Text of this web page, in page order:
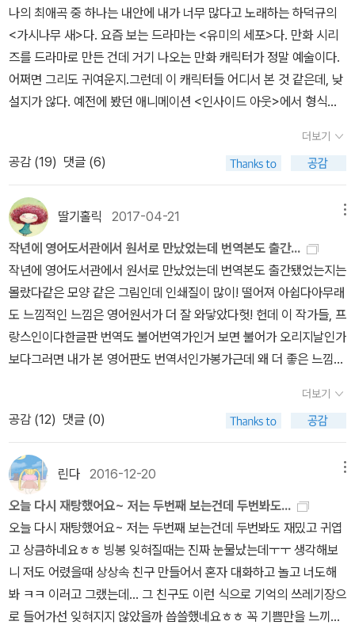
여파를 혼자서 견뎌야 했”던 경험은 “지금까지 삶에서 최악으로 꼽힐
만한 감정적 고통과 트라우마였다”는 것이다(p.9).신경과학자로서
자신의 감정 상태를 이해할 수 없었던 저자는 본격적인 감정 연구에
돌입했지만, 얼마 지나지 않아 당황하고 만다. 신경과학자로서 다른
이보다 감정을 잘 안다고 생각했는데 뜻밖에도 아는 게 많지 않았는
로 무엇인지에 대한 확고한 합의는 아직 이뤄지지 않았다는 사실”을
깨달은 것이다.이 책을 읽는 독자 대부분들은 대체 무슨 소리인가 싶
을지도 모르겠다. 하루에도 수없이 감정적인 순간을 맞고 있는데, 그
걸 모른다는 게 말이 된다고? 하지만 “감정은 우리와 무관하거나 주
변적인 존재가 아니라 우리 존재의 모든 것”(p.10)이란 설명을 들으
면 이야기가 조금 달라질지도 모르겠다. 기원전 3세기, 스토아학파가
“모든 상황에 논리와 이성을 적용하라”고 주장한 이래로, 우리는 그
들의 정신적 후예로서 이성을 신 이상으로 숭배해왔으니까. 감정이
격해질 때마다 많은 이들이 “감정적으로 굴지 마”라는 말을 꺼내는
것이 우리가 감정을 제대로 모른다는 증거다. 저자가 말한 것처럼 감
정은 우리의 전부이기 때문이다.자신이 감정을 모른다는 사실에서 출
유용한 정보다. 하지만 내가 너무 산만한 탓이었을까? 저자의 설명을
따라가는 동안 나는 자꾸만 곁눈질을 하기 시작했다. 생각보다 더 중
요한 이야기를 할 수 있겠는데? 특히 몇몇 사례는 사회적 이슈에 대
한 힌트처럼 보이기 시작한 걸 보니, 이건 잘 읽으면 몰입, 잘못 읽으
면 망신의 경계선을 걷는 느낌까지 들었다.📚 감정, 우리 존재의 모든
것저자가 소개하는 감정의 일 중 내가 주목했던 몇 가지만 살펴보자.
일단 ‘회사’다. 우리는 거의 모두 회사를 싫어하며 그 이유를 딱히 찾
을 필요조차 느끼지 않는다. 그런데 이 책을 읽다 보니 회사를 싫어하
는 이유가 재미있으면서도 흥미롭게 다가왔다. 책에 따르면 일단 회
주는 메시지주인공 라일리는 항상 기쁨만을 추구하며 살아오다 변화
된 환경으로 인해 내면의 균형을 잃고 맙니다.결국 영화에서는 슬픔
도 우리에게 꼭 필요한 감정이라는 중요한 이야기를 건넵니다.감정은
우리를 무너뜨리려는 것이 아니라 우리를 지키는 또 하나의 언어이기
때문이지요.특히 슬픔은 아픔을 외면하지 않고 껴안을 때 진짜 위로
로 나아갈 수 있음을 영화에서는 일깨워줍니다.애니메이션이지만, 어
른에게도 꼭 필요한 감정 수업입니다.■ 영화에, 책을 더하다 『나는
신을 다독여주는 에세이로 감정에 솔직해지는 과정을 따뜻하게 응원
해줍니다.■ 하나의 감상가정의 달인 5월 첫날에 어떤 영화를 소개할
까 한참을 고민했습니다.그러다 몇 번이나 보았는지 모를 정도로 좋
았던 가족 영화 한편을 소개하기로 결정하였습니다.바로 『인사이드
아웃』입니다.우리는 종종 행복해야 한다는 압박에 스스로를 숨막히
게 하는 경향이 있습니다.하지만 살아가면서 겪는 수많은 감정들은
흘러가는 것이 아니라 우리를 조금씩 빚어내는 재료가 되기도 합니
다.『인사이드 아웃』을 처음 보았을 때 어린 시절 느꼈던 설명할 수 없
는 울타리 안에서 감정을 표현하고 인정하는 것이 얼마나 중요한지를
다정하게 일깨워줍니다.이는 숨기거나 억누를 것이 아니라 함께 자라
고 돌봐야 할 내면의 일부분이기 때문입니다.그래서 가정은 감정을
억압하는 공간이 아니라 슬픔과 두려움조차 있는 그대로 드러내도 괜
찮은 곳이어야 합니다.그 모든 감정들이 사랑받을 수 있을 때, 아이도
어른도 조금 더 자유로워질 수 있습니다.감정들이 겪는 모험은 결국
성장의 밑거름이 됩니다.우리에게 있어서 감정은 통제해야 할 대상이
아니라 함께 이해하고 품어야 할 존재입니다.오늘도 마음속으로 제
감정들과 약속해봅니다.모든 감정과 함께 잘 살아보자. 서툴러도 괜
찮다. 감정은 언제나 나와 함께 잘 크고 있으니까.+)『인사이드 아웃』
의 스핀 오프인 『라일리의 첫번째 데이트』란 작품도 있는데 5분도 안
나의 최애곡 중 하나는 내안에 내가 너무 많다고 노래하는 하덕규의
<가시나무 새>다. 요즘 보는 드라마는 <유미의 세포>다. 만화 시리
즈를 드라마로 만든 건데 거기 나오는 만화 캐릭터가 정말 예술이다.
어쩌면 그리도 귀여운지.그런데 이 캐릭터들 어디서 본 것 같은데, 낮
설지가 않다. 예전에 봤던 애니메이션 <인사이드 아웃>에서 형식을
람이 정말 연애 한 번 하려면 그렇게나 많은 세포들이 일사분란하게
움직여주고 싸우는지를 정말 실감있게 그린다. 그걸 보고 있노라면
정말 내안에 내가 너무 많다는 생각을 하지 않을 수가 없다. 하지만 이
드라마는 연애에만 국한시켰다. 그러니 내 안에 나는 그 보다 더 많다
고 할 수 있을 것이다.사람이 가장 많이 작동시키는 나는 어떤 것일까.
내가 요즘 많이 작동시키는 나는 '오해하는 나'다. 사람을 있는 그대로
본다는 건 얼마나 어려운 것일까. 나 스스로가 오해하고, 남을 오해하
게 만들고. 조금만 뭐해도 편견으로 가득차 맘대로 판단한다. 또 그에
못지 않게 작동시키는 나는 '질투하는 나'다. 이건 정말 나에게 있어
사탄 원수 마귀급이다.ㅠㅠ 내안에 좀 멋있는 나가 나와 줄 수 없을
까. 암튼 이런 스산한 가을 날 한 번 들어 보시라. 하덕규의 <가시나
더보기
공감 (19) 댓글 (6)
딸기홀릭 2017-04-21
작년에 영어도서관에서 원서로 만났었는데 번역본도 출간...
작년에 영어도서관에서 원서로 만났었는데 번역본도 출간됐었는지는
몰랐다같은 모양 같은 그림인데 인쇄질이 많이! 떨어져 아쉽다아무래
도 느낌적인 느낌은 영어원서가 더 잘 와닿았다헛! 헌데 이 작가들, 프
랑스인이다한글판 번역도 불어번역가인거 보면 불어가 오리지날인가
보다그러면 내가 본 영어판도 번역서인가봉가근데 왜 더 좋은 느낌을
둘다!페이지를 넘길때 마다 알록달록한 마음과 감정표현들이 나온다
초등2학년 1학기 ˝마음˝과 관련된 수업에서 ‘인사이드 아웃‘을 교구
로 활용하던데 이 책도 함께 읽어주면 좋을것 같다자신만의 컬러가
분명한 작가인듯하다다른 작품들도 찾아봐야겠다
더보기
공감 (12) 댓글 (0)
린다 2016-12-20
오늘 다시 재탕했어요~ 저는 두번째 보는건데 두번봐도...
오늘 다시 재탕했어요~ 저는 두번째 보는건데 두번봐도 재밌고 귀엽
고 상큼하네요ㅎㅎ 빙봉 잊혀질때는 진짜 눈물났는데ㅜㅜ 생각해보
니 저도 어렸을때 상상속 친구 만들어서 혼자 대화하고 놀고 너도해
봐 ㅋㅋ 이러고 그랬는데... 그 친구도 이런 식으로 기억의 쓰레기장으
로 들어가선 잊혀지지 않았을까 씁쓸했네요ㅎㅎ 꼭 기쁨만을 느끼면